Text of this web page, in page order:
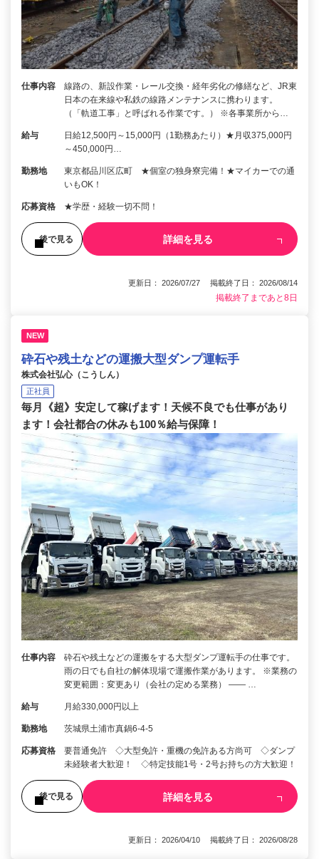
仕事内容
線路の、新設作業・レール交換・経年劣化の修繕など、JR東
日本の在来線や私鉄の線路メンテナンスに携わります。
（「軌道工事」と呼ばれる作業です。） ※各事業所から…
給与
日給12,500円～15,000円（1勤務あたり）★月収375,000円
～450,000円…
勤務地
東京都品川区広町 ★個室の独身寮完備！★マイカーでの通
いもOK！
応募資格 ★学歴・経験一切不問！
後で見る 詳細を見る
更新日： 2026/07/27 掲載終了日： 2026/08/14
掲載終了まであと8日
NEW
砕石や残土などの運搬大型ダンプ運転手
株式会社弘心（こうしん）
正社員
毎月《超》安定して稼げます！天候不良でも仕事があり
ます！会社都合の休みも100％給与保障！
仕事内容
砕石や残土などの運搬をする大型ダンプ運転手の仕事です。
雨の日でも自社の解体現場で運搬作業があります。 ※業務の
変更範囲：変更あり（会社の定める業務） ―― …
給与 月給330,000円以上
勤務地 茨城県土浦市真鍋6-4-5
応募資格
要普通免許 ◇大型免許・重機の免許ある方尚可 ◇ダンプ
未経験者大歓迎！ ◇特定技能1号・2号お持ちの方大歓迎！
後で見る 詳細を見る
更新日： 2026/04/10 掲載終了日： 2026/08/28